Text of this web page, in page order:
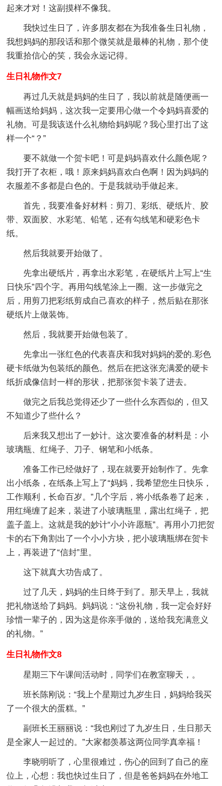
起来才对！这副摸样不像我。
我快过生日了，许多朋友都在为我准备生日礼物，
我想妈妈的那段话和那个微笑就是最棒的礼物，那个使
我重拾信心的笑，我会永远记得。
生日礼物作文7
再过几天就是妈妈的生日了，我以前就是随便画一
幅画送给妈妈，这次我一定要用心做一个令妈妈喜爱的
礼物。可是我该送什么礼物给妈妈呢？我心里打出了这
样一个“？”
要不就做一个贺卡吧！可是妈妈喜欢什么颜色呢？
我打开了衣柜，哦！原来妈妈喜欢白色啊！因为妈妈的
衣服差不多都是白色的。于是我就动手做起来。
首先，我要准备好材料：剪刀、彩纸、硬纸片、胶
带、双面胶、水彩笔、铅笔，还有勾线笔和硬彩色卡
纸。
然后我就要开始做了。
先拿出硬纸片，再拿出水彩笔，在硬纸片上写上“生
日快乐”四个字。再用勾线笔涂上一圈。这一步做完之
后，用剪刀把彩纸剪成自己喜欢的样子，然后贴在那张
硬纸片上做装饰。
然后，我就要开始做包装了。
先拿出一张红色的代表喜庆和我对妈妈的爱的.彩色
硬卡纸做为包装纸的颜色。然后在把这张充满爱的硬卡
纸折成像信封一样的形状，把那张贺卡装了进去。
做完之后我总觉得还少了一些什么东西似的，但又
不知道少了些什么？
后来我又想出了一妙计。这次要准备的材料是：小
玻璃瓶、红绳子、刀子、钢笔和小纸条。
准备工作已经做好了，现在就要开始制作了。先拿
出小纸条，在纸条上写上了“妈妈，我希望您生日快乐，
工作顺利，长命百岁。”几个字后，将小纸条卷了起来，
用红绳缠了起来，装进了小玻璃瓶里，露出红绳子，把
盖子盖上。这就是我的妙计“小小许愿瓶”。再用小刀把贺
卡的右下角割出了一个小小方块，把小玻璃瓶绑在贺卡
上，再装进了“信封”里。
这下就真大功告成了。
过了几天，妈妈的生日终于到了。那天早上，我就
把礼物送给了妈妈。妈妈说：“这份礼物，我一定会好好
珍惜一辈子的，因为这是你亲手做的，送给我充满意义
的礼物。”
生日礼物作文8
星期三下午课间活动时，同学们在教室聊天，。
班长陈刚说：“我上个星期过九岁生日，妈妈给我买
了一个很大的蛋糕。”
副班长王丽丽说：“我也刚过了九岁生日，生日那天
是全家人一起过的。”大家都羡慕这两位同学真幸福！
李晓明听了，心里很难过，伤心的回到了自己的座
位上，心想：我也快过生日了，但是爸爸妈妈在外地工